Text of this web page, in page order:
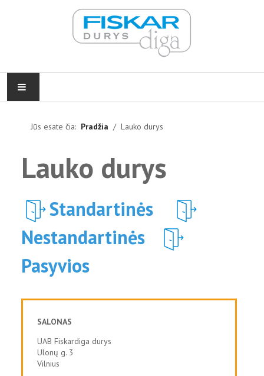
LAUKO DURYS
FURNITŪRA
ĮGYVENDINTI PROJEKTAI
KONTAKTAI
Jūs esate čia: Pradžia Lauko durys
Lauko durys
Standartinės
Nestandartinės
Pasyvios
SALONAS
UAB Fiskardiga durys
Ulonų g. 3
Vilnius